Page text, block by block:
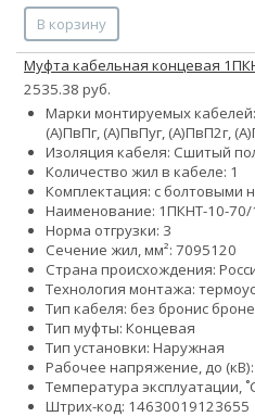
В корзину
Муфта кабельная концевая
2535.38 руб.
Марки монтируемых
(А)ПвПг, (А)ПвПуг, (А)ПвП2г,
Изоляция кабеля: Сшитый
Количество жил в кабеле: 1
Комплектация: с болтовыми
Наименование: 1ПКНТ-10-70/
Норма отгрузки: 3
Сечение жил, мм²: 7095120
Страна происхождения:
Технология монтажа:
Тип кабеля: без бронис
Тип муфты: Концевая
Тип установки: Наружная
Рабочее напряжение, до
Температура эксплуатации,
Штрих-код: 14630019123655